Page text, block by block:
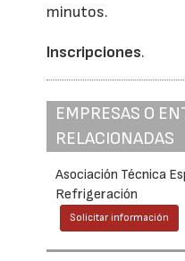
minutos.
Inscripciones.
EMPRESAS O
RELACIONADAS
Asociación Técnica
Refrigeración
Solicitar información